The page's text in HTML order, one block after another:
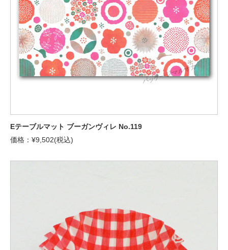
Eテーブルマット ブーガンヴィレ No.119
価格：¥9,502(税込)